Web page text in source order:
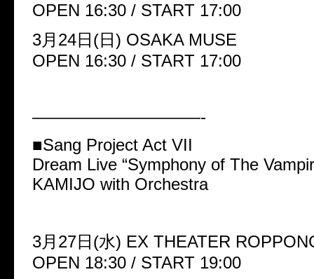
OPEN 16:30 / START 17:00
3月24日(日) OSAKA MUSE
OPEN 16:30 / START 17:00
——————————-
■Sang Project Act VII
Dream Live “Symphony of The
KAMIJO with Orchestra
3月27日(水) EX THEATER
OPEN 18:30 / START 19:00